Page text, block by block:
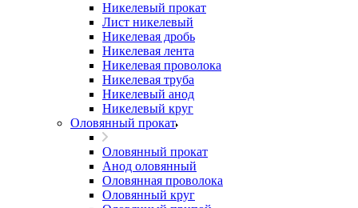
Никелевый прокат
Лист никелевый
Никелевая дробь
Никелевая лента
Никелевая проволока
Никелевая труба
Никелевый анод
Никелевый круг
Оловянный прокат
Оловянный прокат
Анод оловянный
Оловянная проволока
Оловянный круг